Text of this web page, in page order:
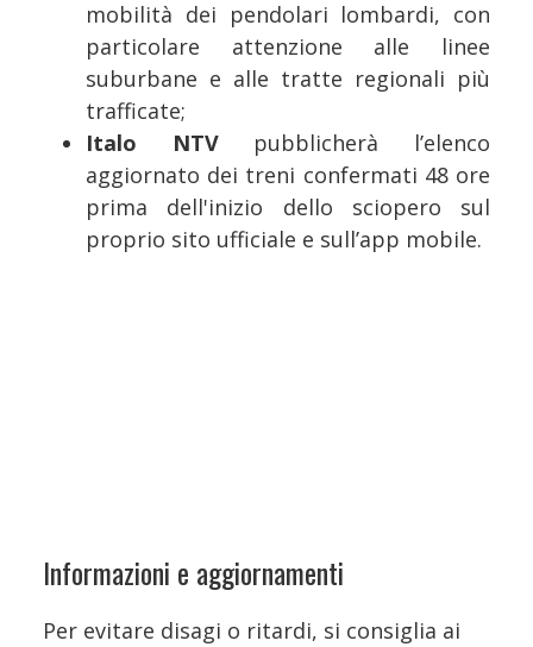
mobilità dei pendolari lombardi, con
particolare attenzione alle linee
suburbane e alle tratte regionali più
trafficate;
Italo NTV pubblicherà l’elenco
aggiornato dei treni confermati 48 ore
prima dell'inizio dello sciopero sul
proprio sito ufficiale e sull’app mobile.
Informazioni e aggiornamenti
Per evitare disagi o ritardi, si consiglia ai